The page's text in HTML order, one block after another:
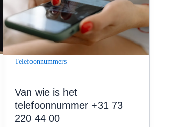
Telefoonnummers
Van wie is het
telefoonnummer +31 73
220 44 00